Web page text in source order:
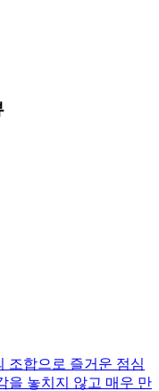
조합으로 즐거운 점심
을 놓치지 않고 매우 만